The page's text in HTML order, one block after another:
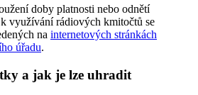
doby platnosti nebo odnětí
využívání rádiových kmitočtů se
na internetových stránkách
úřadu.
a jak je lze uhradit